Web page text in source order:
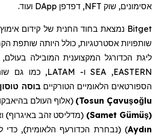
אסימונים, שוק NFT, דפדפן DApp ועוד.
Bitget נמצאת בחוד החנית של קידום
שותפויות אסטרטגיות, כולל היותה שותפת
ליגת הכדורגל המקצוענית המובילה
EASTERN
,
SEAו- LATAM, כמו גם
הספורטאים הלאומיים הטורקיים בוסה
Tosun Çavuşoğlu
) (אלוף העולם
(
Samet Gümüş
) (מדליסט זהב באיגרוף)
Aydın) (נבחרת הכדורעף הלאומית),כדי